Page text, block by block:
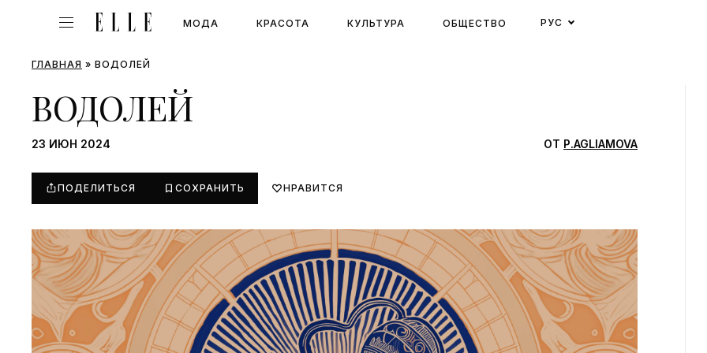
МОДА КРАСОТА КУЛЬТУРА ОБЩЕСТВО РУС
ГЛАВНАЯ » ВОДОЛЕЙ
ВОДОЛЕЙ
23 ИЮН 2024 ОТ P.AGLIAMOVA
ПОДЕЛИТЬСЯ СОХРАНИТЬ НРАВИТСЯ